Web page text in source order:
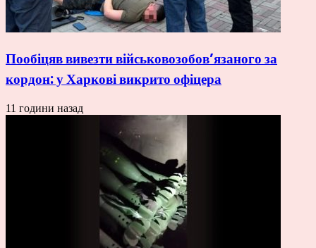
Пообіцяв вивезти військовозобов’язаного за
кордон: у Харкові викрито офіцера
11 години назад